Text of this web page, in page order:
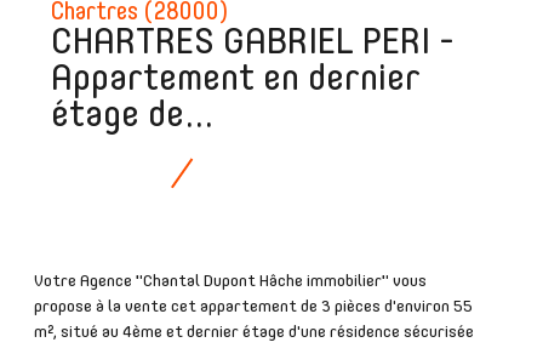
Chartres (28000)
CHARTRES GABRIEL PERI -
Appartement en dernier
étage de...
Votre Agence "Chantal Dupont Hâche immobilier" vous
propose à la vente cet appartement de 3 pièces d'environ 55
m², situé au 4ème et dernier étage d'une résidence sécurisée